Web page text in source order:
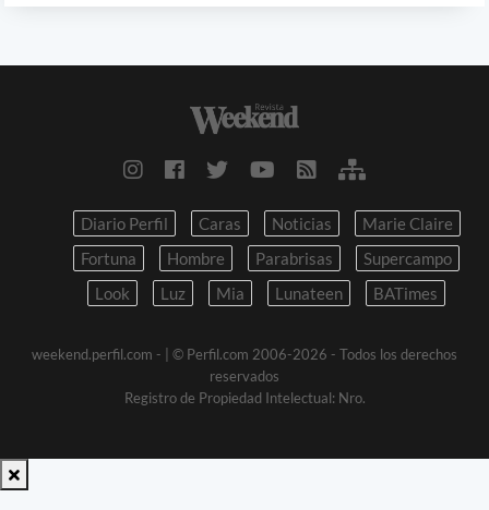
Diario Perfil Caras Noticias
Marie Claire
Fortuna
Hombre Parabrisas
Supercampo
Look
Luz Mia Lunateen BATimes
weekend.perfil.com -
| © Perfil.com 2006-2026 - Todos los derechos
reservados
Registro de Propiedad Intelectual: Nro.